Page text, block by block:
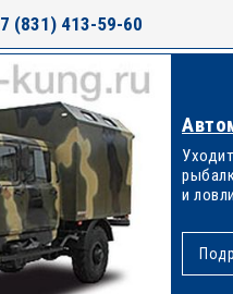
(831) 413-59-60
и